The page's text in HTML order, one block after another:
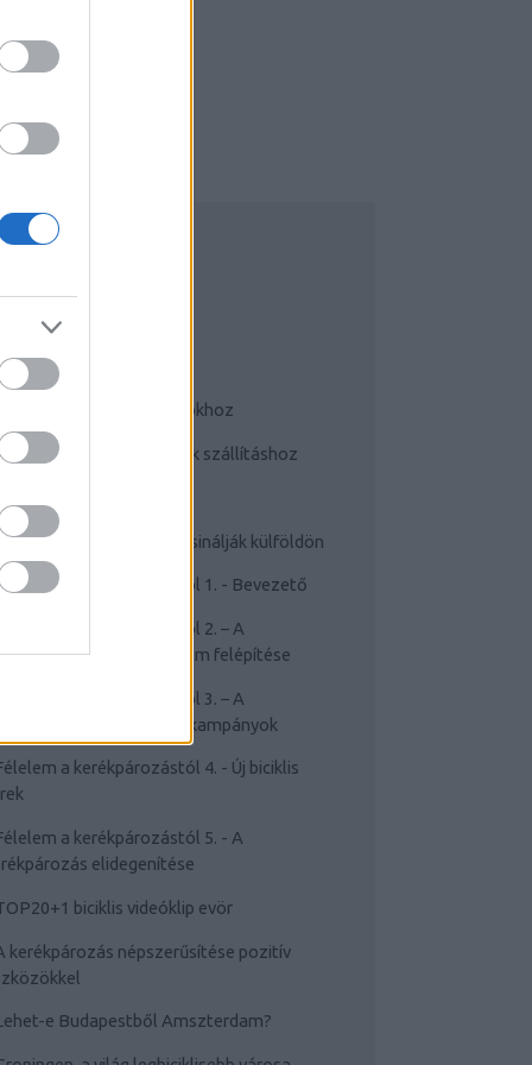
tippek
Kerékpárok a mindennapokhoz
cargo bringák szállításhoz
Cyclechic.hu on tour: Így csinálják külföldön
a kerékpározástól 1. - Bevezető
Félelem a kerékpározástól 2. – A
való félelem felépítése
Félelem a kerékpározástól 3. – A
népszerűsítő kampányok
a kerékpározástól 4. - Új biciklis
a kerékpározástól 5. - A
elidegenítése
biciklis videóklip evör
kerékpározás népszerűsítése pozitív
e Budapestből Amszterdam?